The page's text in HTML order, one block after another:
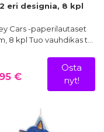
eri designia, 8 kpl
Cars -paperilautaset
8 kpl Tuo vauhdikas t…
€
Osta
nyt!